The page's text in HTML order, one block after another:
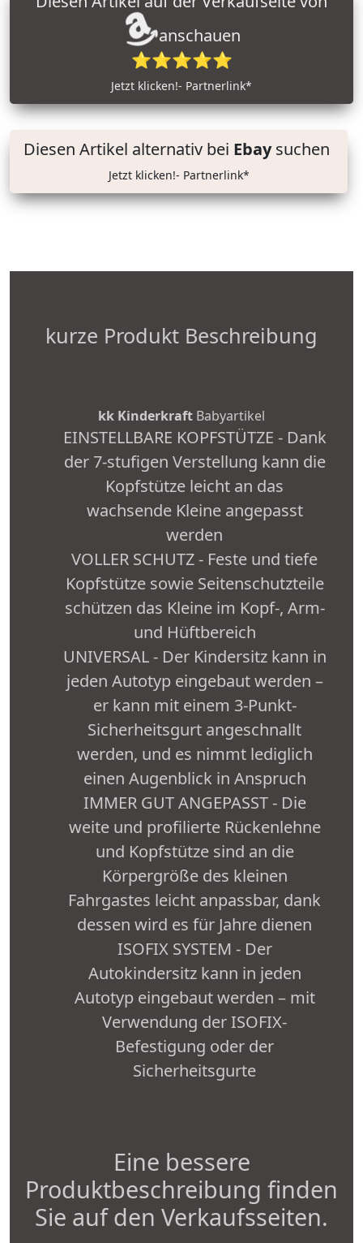
anschauen
⭐⭐⭐⭐⭐
Jetzt klicken!- Partnerlink*
Diesen Artikel alternativ bei Ebaysuchen
Jetzt klicken!- Partnerlink*
kurze Produkt Beschreibung
kk Kinderkraft Babyartikel
EINSTELLBARE KOPFSTÜTZE - Dank
der 7-stufigen Verstellung kann die
Kopfstütze leicht an das
wachsende Kleine angepasst
werden
VOLLER SCHUTZ - Feste und tiefe
Kopfstütze sowie Seitenschutzteile
schützen das Kleine im Kopf-, Arm-
und Hüftbereich
UNIVERSAL - Der Kindersitz kann in
jeden Autotyp eingebaut werden –
er kann mit einem 3-Punkt-
Sicherheitsgurt angeschnallt
werden, und es nimmt lediglich
einen Augenblick in Anspruch
IMMER GUT ANGEPASST - Die
weite und profilierte Rückenlehne
und Kopfstütze sind an die
Körpergröße des kleinen
Fahrgastes leicht anpassbar, dank
dessen wird es für Jahre dienen
ISOFIX SYSTEM - Der
Autokindersitz kann in jeden
Autotyp eingebaut werden – mit
Verwendung der ISOFIX-
Befestigung oder der
Sicherheitsgurte
Eine bessere
Produktbeschreibung finden
Sie auf den Verkaufsseiten.